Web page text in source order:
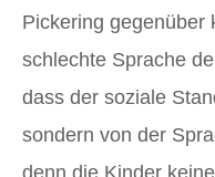
Pickering gegenüber
schlechte Sprache
dass der soziale
sondern von der
denn die Kinder